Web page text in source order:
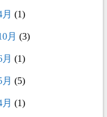
(1)
月 (3)
(1)
(5)
(1)